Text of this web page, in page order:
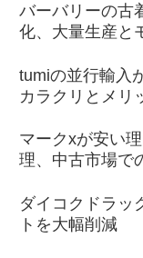
バーバリーの古
化、大量生産と
tumiの並行輸入
カラクリとメリ
マークxが安い
理、中古市場で
ダイコクドラッ
トを大幅削減